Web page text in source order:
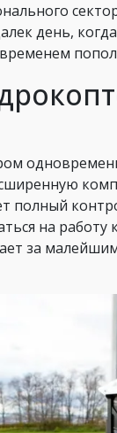
день,
полный
на
за